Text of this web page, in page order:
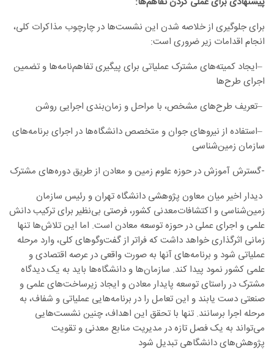
برای جلوگیری از خلاصه شدن این نشست‌ها در چارچوب مذاکرات کلی،
انجام اقدامات زیر ضروری است:
–ایجاد کمیته‌های مشترک عملیاتی برای پیگیری تفاهم‌نامه‌ها و تضمین
اجرای طرح‌ها
–تعریف طرح‌های مشخص، با مراحل و زمان‌بندی اجرایی روشن
–استفاده از نیرو‌های جوان و متخصص دانشگاه‌ها در اجرای برنامه‌های
سازمان زمین‌شناسی
-گسترش آموزش در حوزه علوم زمین و معادن از طریق دوره‌های مشترک
دیدار اخیر میان معاون پژوهشی دانشگاه تهران و رئیس سازمان
زمین‌شناسی و اکتشافات‌معدنی کشور، فرصتی بی‌نظیر برای ترکیب دانش
علمی و اجرای عملی در حوزه توسعه معادن است. اما این تلاش‌ها تنها
زمانی اثرگذاری خواهد داشت که فراتر از گفت‌و‌گو‌های کلی، وارد مرحله
عملیاتی شود و برنامه‌های آنها به صورت واقعی در عرصه اقتصادی و
علمی کشور نمود پیدا کند. سازمان‌ها و دانشگاه‌ها باید به یک دیدگاه
مشترک در راستای توسعه پایدار معادن و ایجاد زیرساخت‌های علمی و
صنعتی دست یابند و این تعامل را در برنامه‌هایی عملیاتی و شفاف، به
مرحله اجرا برسانند. تنها با تحقق این اهداف، چنین نشست‌هایی
می‌تواند به یک فصل تازه در مدیریت منابع معدنی و تقویت
پژوهش‌های دانشگاهی تبدیل شود